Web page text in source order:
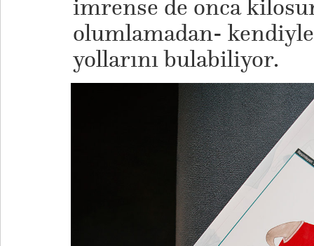
imrense de onca
olumlamadan- kendiyle
yollarını bulabiliyor.